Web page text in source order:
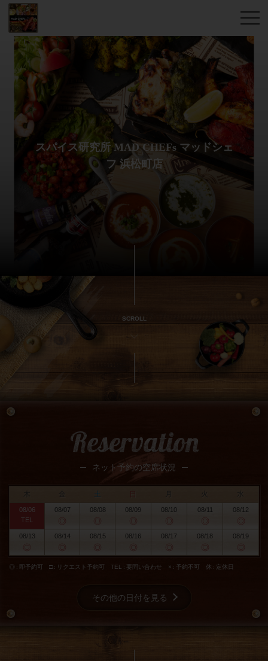
スパイス研究所 MAD CHEFs マッドシェ
フ 浜松町店
SCROLL
Reservation
ネット予約の空席状況
土 水
08/06
TEL
08/07 08/08 08/09 08/10 08/11 08/12
08/13 08/14 08/15 08/16 08/17 08/18 08/19
◎ 即予約可 □ リクエスト予約可 TEL 要問い合わせ × 予約不可 休 定休日
その他の日付を見る